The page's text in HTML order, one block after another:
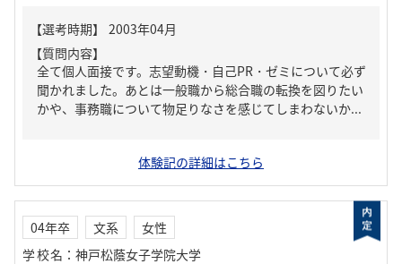
【質問内容】
全て個人面接です。志望動機・自己PR・ゼミについて必ず
聞かれました。あとは一般職から総合職の転換を図りたい
かや、事務職について物足りなさを感じてしまわないか...
体験記の詳細はこちら
04年卒 文系
女性
学校名 ： 神戸松蔭女子学院大学